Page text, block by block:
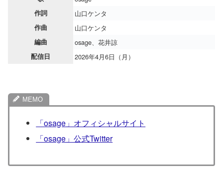
作詞 山口ケンタ
作曲 山口ケンタ
編曲 osage、花井諒
配信日 2026年4月6日（月）
「osage」オフィシャルサイト
「osage」公式Twitter